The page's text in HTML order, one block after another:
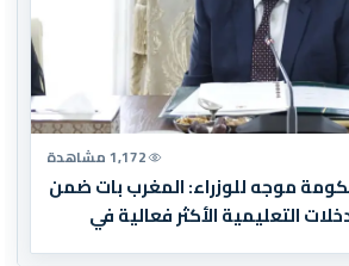
1,172 مشاهدة
موجه للوزراء: المغرب بات ضمن
التدخلات التعليمية الأكثر فعالية في